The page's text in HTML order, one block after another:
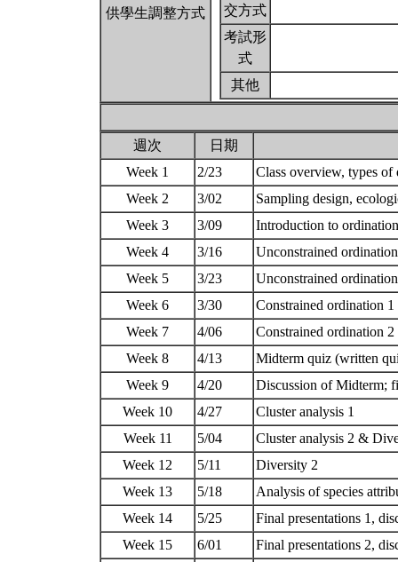
供學生調整方式
交方式
考試形
式
其他
週次
日期
Week 1
2/23
Class overview, types
Week 2
3/02
Sampling design,
Week 3
3/09
Introduction to
Week 4
3/16
Unconstrained
Week 5
3/23
Unconstrained
Week 6
3/30
Constrained ordination
Week 7
4/06
Constrained ordination
Week 8
4/13
Midterm quiz (written
Week 9
4/20
Discussion of Midterm;
Week 10
4/27
Cluster analysis 1
Week 11
5/04
Cluster analysis 2 &
Week 12
5/11
Diversity 2
Week 13
5/18
Analysis of species
Week 14
5/25
Final presentations 1,
Week 15
6/01 Final presentations 2,